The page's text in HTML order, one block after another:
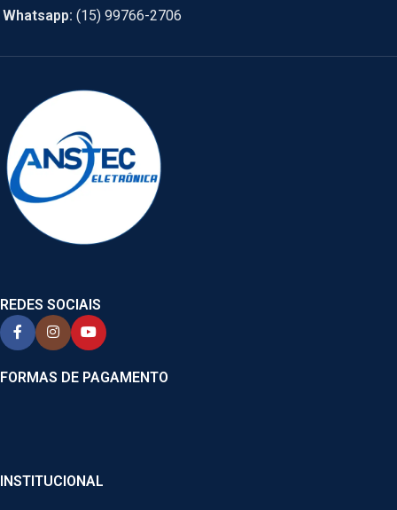
Whatsapp: (15) 99766-2706
REDES SOCIAIS
FORMAS DE PAGAMENTO
INSTITUCIONAL